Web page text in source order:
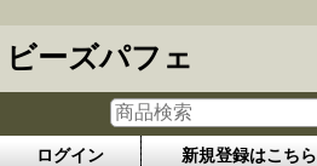
ビーズパフェ
ログイン 新規登録はこちら